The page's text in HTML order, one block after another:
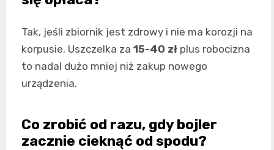
Tak, jeśli zbiornik jest zdrowy i nie ma korozji na
korpusie. Uszczelka za 15-40 zł plus robocizna
to nadal dużo mniej niż zakup nowego
urządzenia.
Co zrobić od razu, gdy bojler
zacznie cieknąć od spodu?